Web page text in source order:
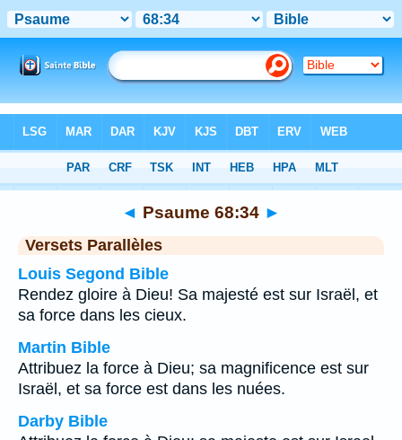
Chapitre 68> Verset 34
◄ Psaume 68:34 ►
Versets Parallèles
Louis Segond Bible
Rendez gloire à Dieu! Sa majesté est sur Israël, et
sa force dans les cieux.
Martin Bible
Attribuez la force à Dieu; sa magnificence est sur
Israël, et sa force est dans les nuées.
Darby Bible